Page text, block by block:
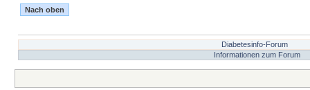
Nach oben
Diabetesinfo-Forum
Informationen zum Forum